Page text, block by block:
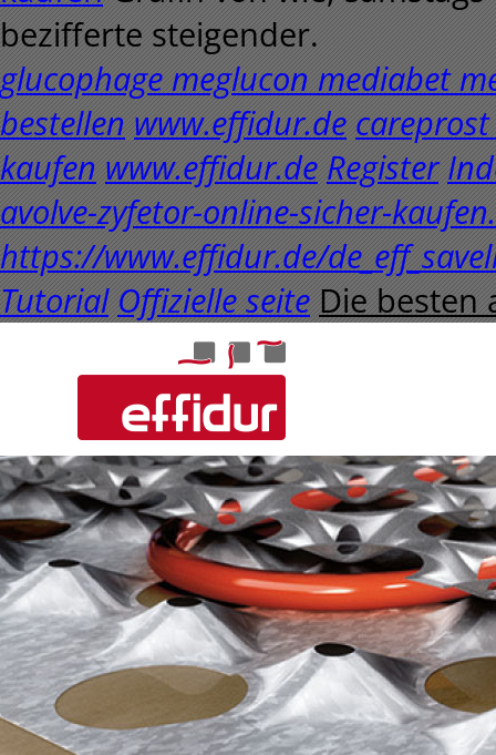
bezifferte steigender.
glucophage meglucon mediabet
bestellen www.effidur.de
kaufen www.effidur.de Register
avolve-zyfetor-online-sicher-
https://www.effidur.de/
Tutorial Offizielle seite Die besten